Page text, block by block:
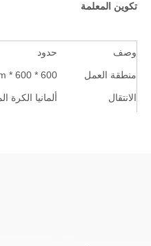
تكوين المعلمة
وصف حدود
منطقة العمل 600 * 600 * 120mm
الانتقال ألمانيا الكرة